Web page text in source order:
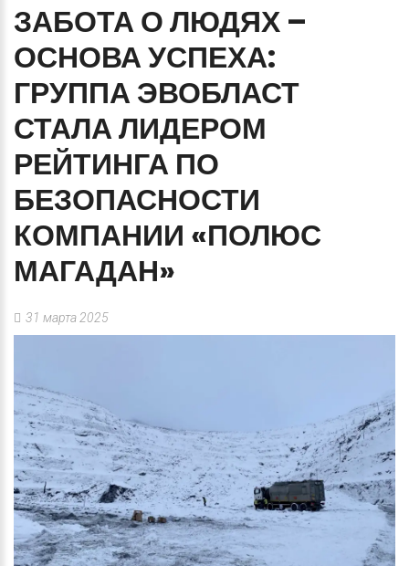
ЗАБОТА ОЛЮДЯХ –
ОСНОВАУСПЕХА:
ГРУППА ЭВОБЛАСТ
СТАЛАЛИДЕРОМ
РЕЙТИНГА ПО
БЕЗОПАСНОСТИ
КОМПАНИИ «ПОЛЮС
МАГАДАН»
31 марта 2025